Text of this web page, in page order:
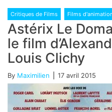
Critiques de Films Films
Astérix Le
le film
Louis Clichy
By Maximilien 17 avril 2015